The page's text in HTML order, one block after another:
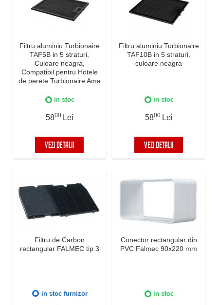
Filtru aluminiu Turbionaire
TAF5B in 5 straturi,
Culoare neagra,
Compatibil pentru Hotele
de perete Turbionaire Ama
90 Black
in stoc
5800 Lei
VEZI DETALII
Filtru aluminiu Turbionaire
TAF10B in 5 straturi,
culoare neagra
in stoc
5800 Lei
VEZI DETALII
Filtru de Carbon
rectangular FALMEC tip 3
in stoc furnizor
Conector rectangular din
PVC Falmec 90x220 mm
in stoc